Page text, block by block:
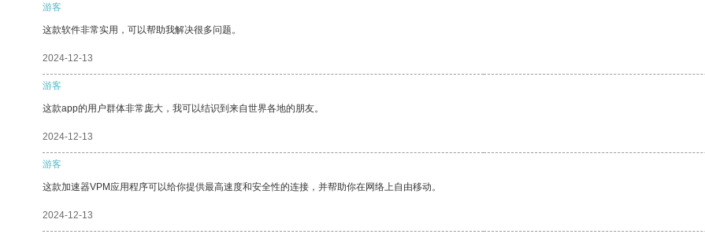
游客
这款软件非常实用，可以帮助我解决很多问题。
2024-12-13
游客
这款app的用户群体非常庞大，我可以结识到来自世界各地的朋友。
2024-12-13
游客
这款加速器VPM应用程序可以给你提供最高速度和安全性的连接，并帮助你在网络上自由移动。
2024-12-13